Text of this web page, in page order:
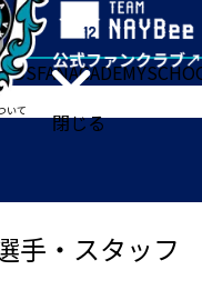
閉じる
FANACADEMY
いて
手・スタッフ